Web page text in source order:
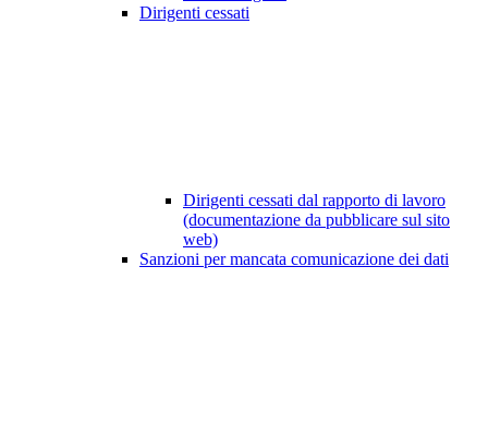
Dirigenti cessati
Dirigenti cessati dal rapporto di lavoro
(documentazione da pubblicare sul sito
web)
Sanzioni per mancata comunicazione dei dati